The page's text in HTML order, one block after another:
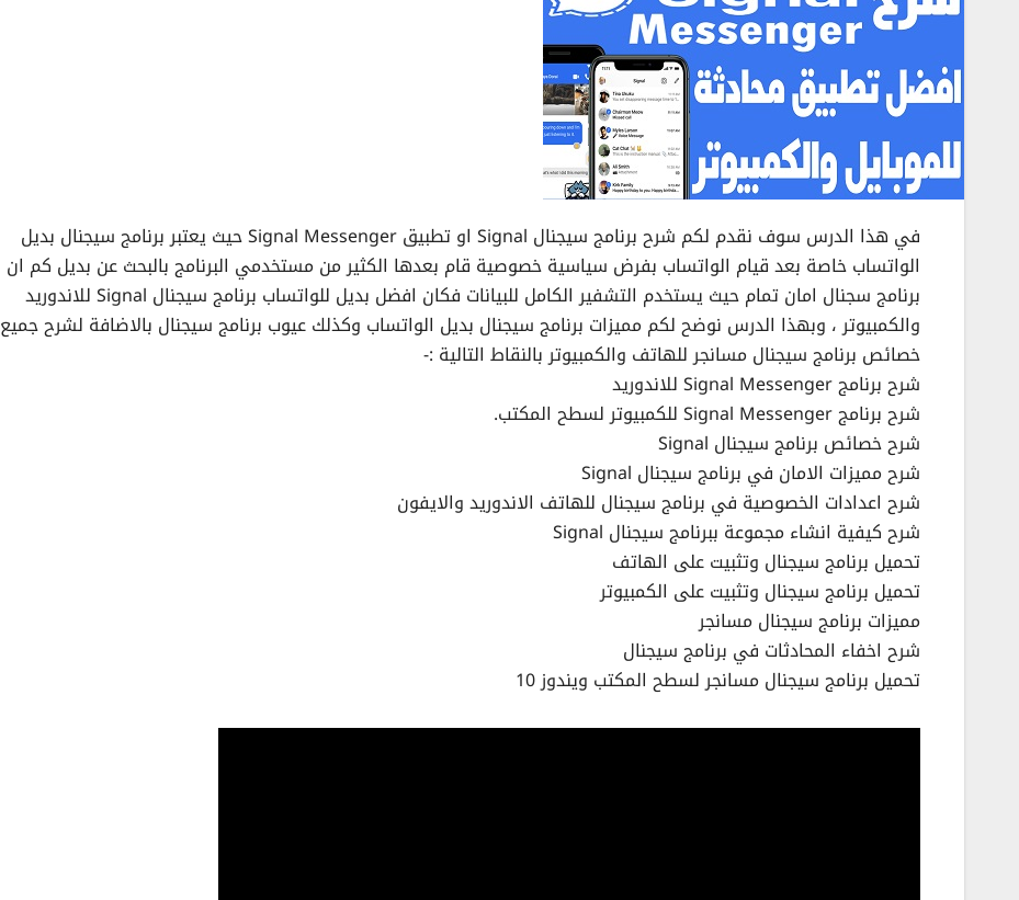
في هذا الدرس سوف نقدم لكم شرح برنامج سيجنال Signal او تطبيق Signal Messenger حيث يعتبر برنامج سيجنال بديل
الواتساب خاصة بعد قيام الواتساب بفرض سياسية خصوصية قام بعدها الكثير من مستخدمي البرنامج بالبحث عن بديل كم ان
برنامج سجنال امان تمام حيث يستخدم التشفير الكامل للبيانات فكان افضل بديل للواتساب برنامج سيجنال Signal للاندوريد
والكمبيوتر ، وبهذا الدرس نوضح لكم مميزات برنامج سيجنال بديل الواتساب وكذلك عيوب برنامج سيجنال بالاضافة لشرح جميع
خصائص برنامج سيجنال مسانجر للهاتف والكمبيوتر بالنقاط التالية :-
شرح برنامج Signal Messenger للاندوريد
شرح برنامج Signal Messenger للكمبيوتر لسطح المكتب.
شرح خصائص برنامج سيجنال Signal
شرح مميزات الامان في برنامج سيجنال Signal
شرح اعدادات الخصوصية في برنامج سيجنال للهاتف الاندوريد والايفون
شرح كيفية انشاء مجموعة ببرنامج سيجنال Signal
تحميل برنامج سيجنال وتثبيت على الهاتف
تحميل برنامج سيجنال وتثبيت على الكمبيوتر
مميزات برنامج سيجنال مسانجر
شرح اخفاء المحادثات في برنامج سيجنال
تحميل برنامج سيجنال مسانجر لسطح المكتب ويندوز 10